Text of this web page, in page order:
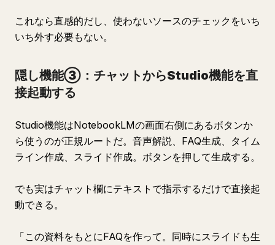
これなら直感的だし、使わないソースのチェックをいち
いち外す必要もない。
隠し機能③：チャットからStudio機能を直
接起動する
Studio機能はNotebookLMの画面右側にあるボタンか
ら使うのが正規ルートだ。音声解説、FAQ生成、タイム
ライン作成、スライド作成。ボタンを押して生成する。
でも実はチャット欄にテキストで指示するだけで直接起
動できる。
「この資料をもとにFAQを作って。同時にスライドも生